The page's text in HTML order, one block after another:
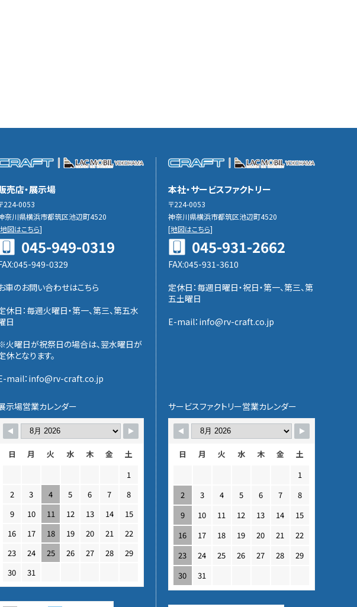
売店・展示場
224-0053
奈川県横浜市都筑区池辺町4520
地図はこちら]
045-949-0319
949-0329
車のお問い合わせはこちら
休日：毎週火曜日・第一、第三、第五水
日
火曜日が祝祭日の場合は、翌水曜日が
休となります。
mail：info@rv-craft.co.jp
示場営業カレンダー
日 月 火 水 木 金
土
1
2
3 4 5 6 7
8
9
10 11 12 13 14
15
16
17 18 19 20 21
22
23
24 25 26 27 28
29
30
31
本社・サービスファクトリー
〒224-0053
神奈川県横浜市都筑区池辺町4520
[地図はこちら]
045-931-2662
FAX:045-931-3610
定休日：毎週日曜日・祝日・第一、第三、第
五土曜日
E-mail：info@rv-craft.co.jp
サービスファクトリー営業カレンダー
日 月 火 水 木 金
土
1
2
3 4 5 6 7
8
9
10 11 12 13 14
15
16
17 18 19 20 21
22
23
24 25 26 27 28
29
30
31